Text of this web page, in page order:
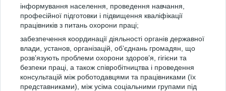
інформування населення, проведення навчання,
професійної підготовки і підвищення кваліфікації
працівників з питань охорони праці;
забезпечення координації діяльності органів державної
влади, установ, організацій, об’єднань громадян, що
розв’язують проблеми охорони здоров’я, гігієни та
безпеки праці, а також співробітництва і проведення
консультацій між роботодавцями та працівниками (їх
представниками), між усіма соціальними групами під